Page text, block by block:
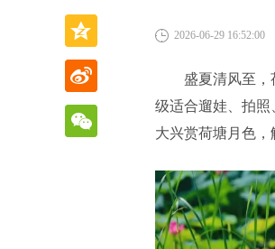
2026-06-29 16:52:00
盛夏清风至
级适合遛娃、拍
大兴赏荷塘月色，